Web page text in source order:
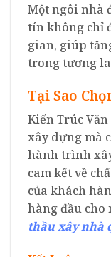
Một ngôi nhà
tín không chỉ
gian, giúp
trong tương
Tại Sao
Kiến Trúc
xây dựng mà
hành trình
cam kết về
của khách
hàng đầu
thầu xây nhà